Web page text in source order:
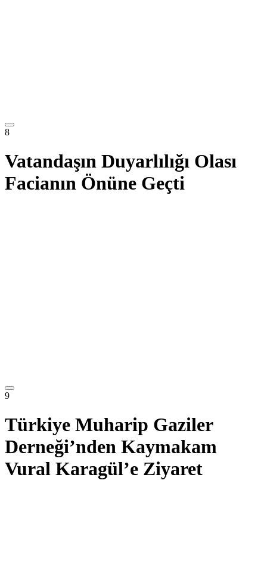
8
Vatandaşın Duyarlılığı Olası
Facianın Önüne Geçti
9
Türkiye Muharip Gaziler
Derneği’nden Kaymakam
Vural Karagül’e Ziyaret